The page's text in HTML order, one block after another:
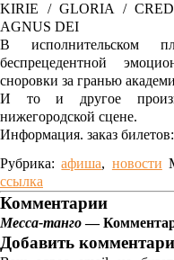
KIRIE / GLORIA /
AGNUS DEI
В исполнительском
беспрецедентной
сноровки за гранью
И то и другое
нижегородской сцене.
Информация. заказ
Рубрика: афиша, новости
ссылка
Комментарии
Месса-танго—
Добавить